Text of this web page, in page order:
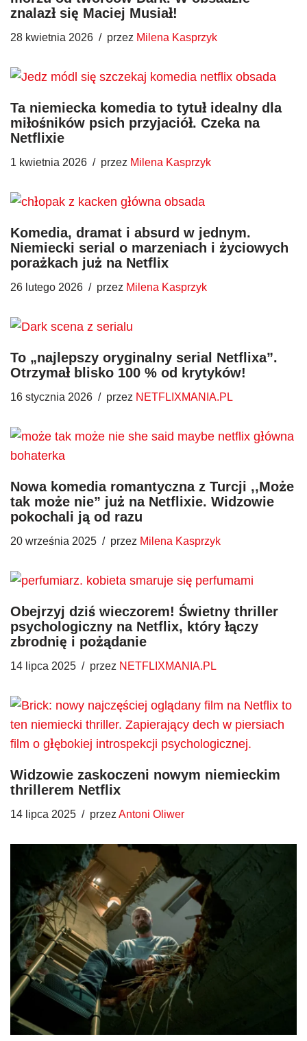
znalazł się Maciej Musiał!
28 kwietnia 2026 przez Milena Kasprzyk
Ta niemiecka komedia to tytuł idealny dla
miłośników psich przyjaciół. Czeka na
Netflixie
1 kwietnia 2026 przez Milena Kasprzyk
Komedia, dramat i absurd w jednym.
Niemiecki serial o marzeniach i życiowych
porażkach już na Netflix
26 lutego 2026 przez Milena Kasprzyk
To „najlepszy oryginalny serial Netflixa”.
Otrzymał blisko 100 % od krytyków!
16 stycznia 2026 przez NETFLIXMANIA.PL
Nowa komedia romantyczna z Turcji ,,Może
tak może nie” już na Netflixie. Widzowie
pokochali ją od razu
20 września 2025 przez Milena Kasprzyk
Obejrzyj dziś wieczorem! Świetny thriller
psychologiczny na Netflix, który łączy
zbrodnię i pożądanie
14 lipca 2025 przez NETFLIXMANIA.PL
Widzowie zaskoczeni nowym niemieckim
thrillerem Netflix
14 lipca 2025 przez Antoni Oliwer